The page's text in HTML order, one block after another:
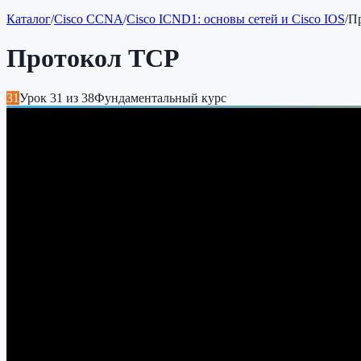
Каталог/Cisco CCNA/Cisco ICND1: основы сетей и Cisco IOS/
Протокол TCP
31Урок 31 из 38Фундаментальный курс